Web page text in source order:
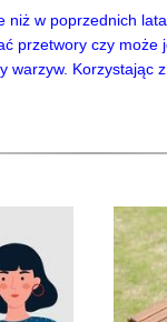
w poprzednich
przetwory czy
Korzystając